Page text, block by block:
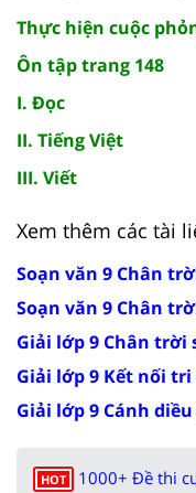
Thực hiện cuộc
Ôn tập trang 148
I. Đọc
II. Tiếng Việt
III. Viết
Xem thêm các tài
Soạn văn 9 Chân
Soạn văn 9 Chân
Giải lớp 9 Chân trời
Giải lớp 9 Kết nối
Giải lớp 9 Cánh
HOT
1000+ Đề thi